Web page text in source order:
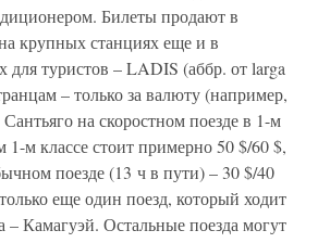
Билеты продают в
крупных станциях еще и в
для туристов – LADIS (аббр. от larga
– только за валюту (например,
на скоростном поезде в 1-м
1-м классе стоит примерно 50 $/60 $,
поезде (13 ч в пути) – 30 $/40
еще один поезд, который ходит
– Камагуэй. Остальные поезда могут